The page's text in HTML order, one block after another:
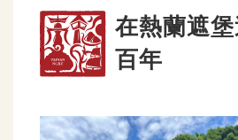
在熱蘭遮
百年